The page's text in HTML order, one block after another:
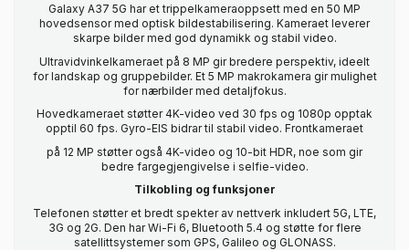
Galaxy A37 5G har et trippelkameraoppsett med en 50 MP
hovedsensor med optisk bildestabilisering. Kameraet leverer
skarpe bilder med god dynamikk og stabil video.
Ultravidvinkelkameraet på 8 MP gir bredere perspektiv, ideelt
for landskap og gruppebilder. Et 5 MP makrokamera gir mulighet
for nærbilder med detaljfokus.
Hovedkameraet støtter 4K-video ved 30 fps og 1080p opptak
opptil 60 fps. Gyro-EIS bidrar til stabil video. Frontkameraet
på 12 MP støtter også 4K-video og 10-bit HDR, noe som gir
bedre fargegjengivelse i selfie-video.
Tilkobling og funksjoner
Telefonen støtter et bredt spekter av nettverk inkludert 5G, LTE,
3G og 2G. Den har Wi-Fi 6, Bluetooth 5.4 og støtte for flere
satellittsystemer som GPS, Galileo og GLONASS.